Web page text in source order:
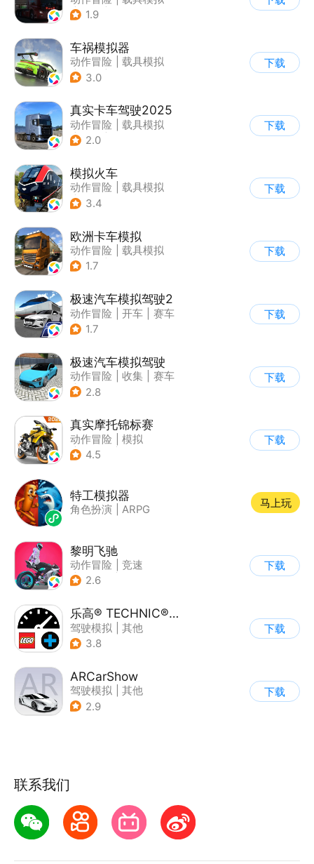
| 汽车
1.9
车祸模拟器
动作冒险
载具模拟
| 汽车
3.0
下载
真实卡车驾驶2025
动作冒险
载具模拟
| 汽车
2.0
下载
模拟火车
动作冒险
载具模拟
| 写实
3.4
下载
欧洲卡车模拟
动作冒险
载具模拟
| 汽车
1.7
下载
极速汽车模拟驾驶2
动作冒险 开车
赛车
| 漂移
1.7
下载
极速汽车模拟驾驶
动作冒险 收集
赛车
| 漂移
2.8
下载
真实摩托锦标赛
动作冒险
模拟
| 摩托车
4.5
下载
特工模拟器
角色扮演 ARPG
马上玩
黎明飞驰
动作冒险
竞速
| 摩托车
2.6
下载
乐高® TECHNIC® CONTROL+
驾驶模拟
其他
3.8
下载
ARCarShow
驾驶模拟
其他
2.9
下载
联系我们